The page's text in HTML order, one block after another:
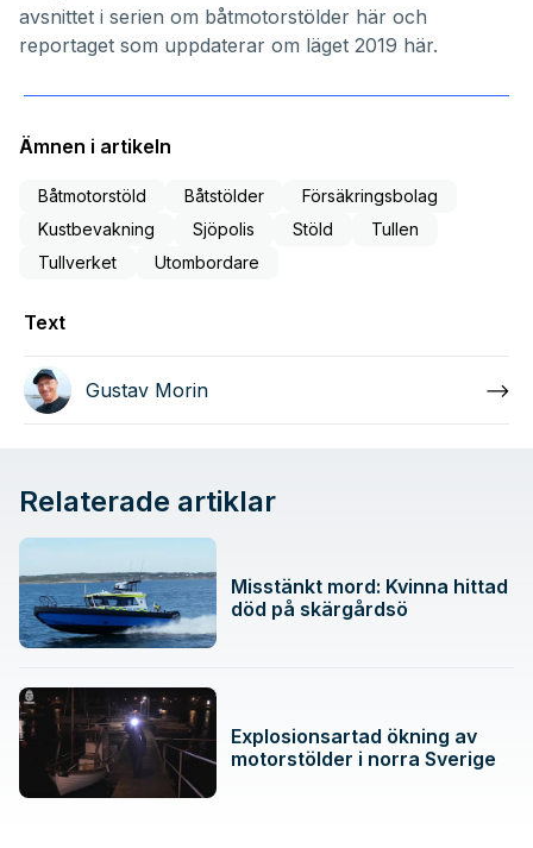
avsnittet i serien om båtmotorstölder här och
reportaget som uppdaterar om läget 2019 här.
Ämnen i artikeln
Båtmotorstöld Båtstölder
Försäkringsbolag
Kustbevakning
Sjöpolis Stöld
Tullen
Tullverket
Utombordare
Text
Gustav Morin
Relaterade artiklar
Misstänkt mord: Kvinna hittad
död på skärgårdsö
Explosionsartad ökning av
motorstölder i norra Sverige